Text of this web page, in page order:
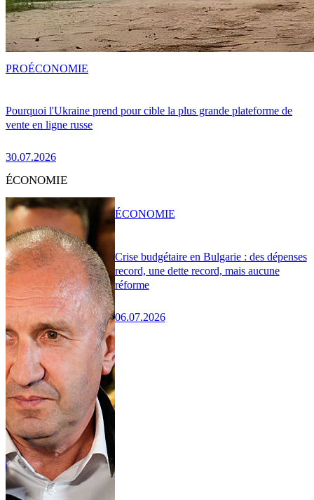
Pourquoi l'Ukraine prend pour cible la plus grande plateforme de
vente en ligne russe
30.07.2026
PROÉCONOMIE
ÉCONOMIE
Crise budgétaire en Bulgarie : des dépenses
record, une dette record, mais aucune
réforme
06.07.2026
ÉCONOMIE